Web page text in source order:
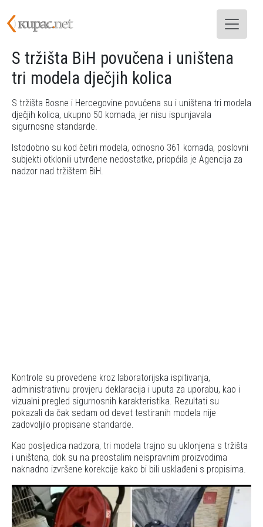
S tržišta BiH povučena i uništena
tri modela dječjih kolica
S tržišta Bosne i Hercegovine povučena su i uništena tri modela
dječjih kolica, ukupno 50 komada, jer nisu ispunjavala
sigurnosne standarde.
Istodobno su kod četiri modela, odnosno 361 komada, poslovni
subjekti otklonili utvrđene nedostatke, priopćila je Agencija za
nadzor nad tržištem BiH.
Kontrole su provedene kroz laboratorijska ispitivanja,
administrativnu provjeru deklaracija i uputa za uporabu, kao i
vizualni pregled sigurnosnih karakteristika. Rezultati su
pokazali da čak sedam od devet testiranih modela nije
zadovoljilo propisane standarde.
Kao posljedica nadzora, tri modela trajno su uklonjena s tržišta
i uništena, dok su na preostalim neispravnim proizvodima
naknadno izvršene korekcije kako bi bili usklađeni s propisima.